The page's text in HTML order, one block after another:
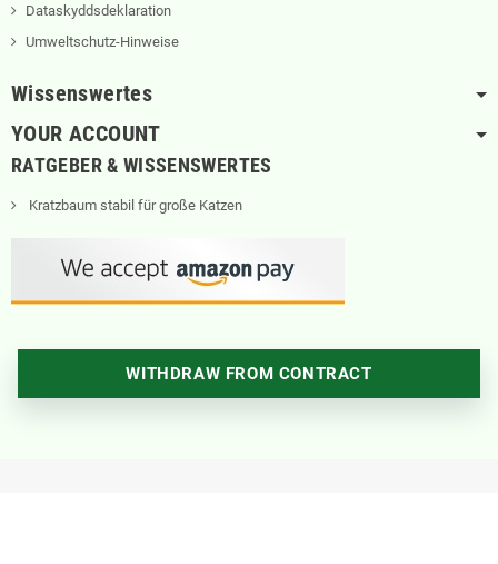
Dataskyddsdeklaration
Umweltschutz-Hinweise
Wissenswertes
YOUR ACCOUNT
RATGEBER & WISSENSWERTES
Kratzbaum stabil für große Katzen
WITHDRAW FROM CONTRACT